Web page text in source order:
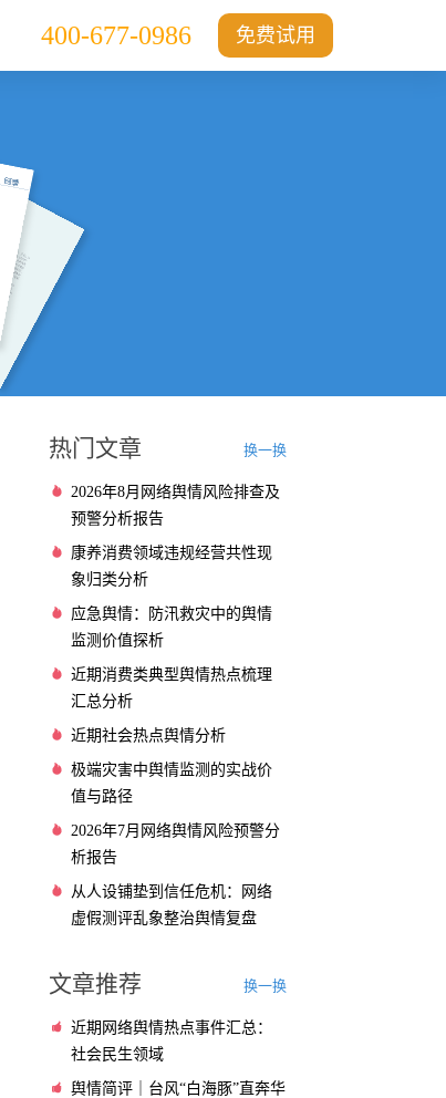
免费试用
400-677-0986
热门文章 换一换
2026年8月网络舆情风险排查及
预警分析报告
康养消费领域违规经营共性现
象归类分析
应急舆情：防汛救灾中的舆情
监测价值探析
近期消费类典型舆情热点梳理
汇总分析
近期社会热点舆情分析
极端灾害中舆情监测的实战价
值与路径
2026年7月网络舆情风险预警分
析报告
从人设铺垫到信任危机：网络
虚假测评乱象整治舆情复盘
文章推荐 换一换
近期网络舆情热点事件汇总：
社会民生领域
舆情简评｜台风“白海豚”直奔华